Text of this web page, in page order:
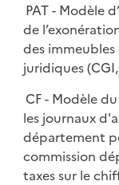
PAT - Modèle
de
des
juridiques
CF - Modèle
les journaux
département
commission
taxes sur le